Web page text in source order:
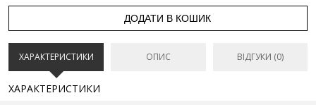
ДОДАТИ В КОШИК
ХАРАКТЕРИСТИКИ ОПИС ВІДГУКИ (0)
ХАРАКТЕРИСТИКИ